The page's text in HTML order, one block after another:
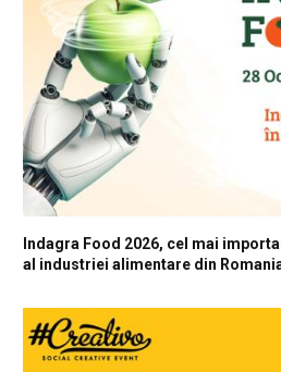
Indagra Food 2026, cel mai
al industriei alimentare din